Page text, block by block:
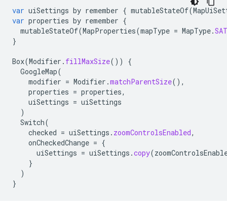
var uiSettings by remember { mutableStateOf(
var properties by remember {
mutableStateOf(MapProperties(mapType = MapType.
}
Box(Modifier . fillMaxSize())
{
GoogleMap(
modifier = Modifier .matchParentSize(),
properties = properties,
uiSettings = uiSettings
)
Switch(
checked = uiSettings . zoomControlsEnabled,
onCheckedChange = {
uiSettings = uiSettings .copy(
}
)
}